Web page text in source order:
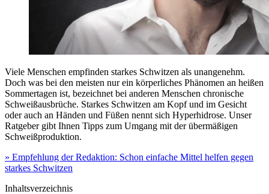
Viele Menschen empfinden starkes Schwitzen als unangenehm.
Doch was bei den meisten nur ein körperliches Phänomen an heißen
Sommertagen ist, bezeichnet bei anderen Menschen chronische
Schweißausbrüche. Starkes Schwitzen am Kopf und im Gesicht
oder auch an Händen und Füßen nennt sich Hyperhidrose. Unser
Ratgeber gibt Ihnen Tipps zum Umgang mit der übermäßigen
Schweißproduktion.
» Empfehlung der Redaktion: Schon einfache Mittel helfen gegen
starkes Schwitzen
Inhaltsverzeichnis